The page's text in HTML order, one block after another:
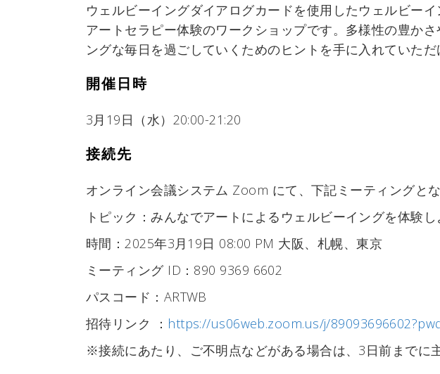
ウェルビーイングダイアログカードを使用したウェルビー
アートセラピー体験のワークショップです。多様性の豊か
ングな毎日を過ごしていくためのヒントを手に入れていただ
開催日時
3月19日（水）20:00-21:20
接続先
オンライン会議システム Zoom にて、下記ミーティングとな
トピック：みんなでアートによるウェルビーイングを体験し
時間：2025年3月19日 08:00 PM 大阪、札幌、東京
ミーティング ID：890 9369 6602
パスコード：ARTWB
招待リンク ： https://us06web.zoom.us/j/
※接続にあたり、ご不明点などがある場合は、3日前までに